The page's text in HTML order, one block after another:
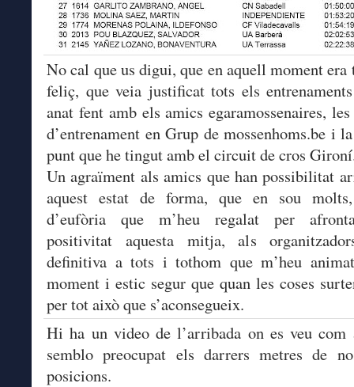
No cal que us digui, que en aquell moment era
feliç, que veia justificat tots els
anat fent amb els amics egaramossenaires,
d’entrenament en Grup de mossenhoms.be i
punt que he tingut amb el circuit de cros
Un agraïment als amics que han possibilitat
aquest estat de forma, que en sou
d’eufòria que m’heu regalat per
positivitat aquesta mitja, als
definitiva a tots i tothom que m’heu
moment i estic segur que quan les coses
per tot això que s’aconsegueix.
Hi ha un video de l’arribada on es veu
semblo preocupat els darrers metres de
posicions.